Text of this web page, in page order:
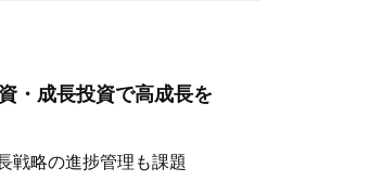
成長投資で高成長を
戦略の進捗管理も課題